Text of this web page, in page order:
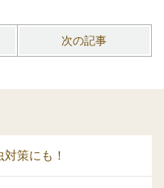
次の記事
策にも！